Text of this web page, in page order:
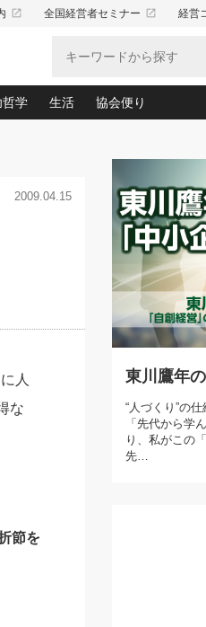
launch 全国経営者セミナー launch 経営
2026.08.4
【追悼】鈴木敏文氏 言
える経営（ジャーナリ
ておきたいこと(34)
ころ・ツッコミどこ
トの予防策(10)
る「ウェルビーイング経営入
お店の仕組みづくり(210)
現場改善(174)
らお願いしたいと思われる 気配り
に育てる！ 社員教育の決め手(203)
「中小企業の人育て」(38)
学ぶ二世教育(100)
“全員営業”(30)
哲学
和時代の「社長の人間力の磨き方」
人の名句名言の教え 東洋思想に学
部昇一の「日本の指導者たち」(32)
営に活かす“十八史略”(30)
生活
おのころ心平の ──社長
(50)
デジタルＡＶを味方に！
リーダー脳の鍛え方(32)
ワインを楽しむ基礎レッ
必読！社長が読むべき今
眼と耳で楽しむ読書術
社長の「氣」(30)
米国スポーツ・ビジネス
高橋一喜の『これぞ！"
協会便り
ビジネス見聞録
作間信司の経営
経営セミナー情報
繁栄への着眼点
講話を聞いて学
2009.04.15
人
な
節を
東川鷹年
“人づくり”の
「先代から学
り、私がこの
先…